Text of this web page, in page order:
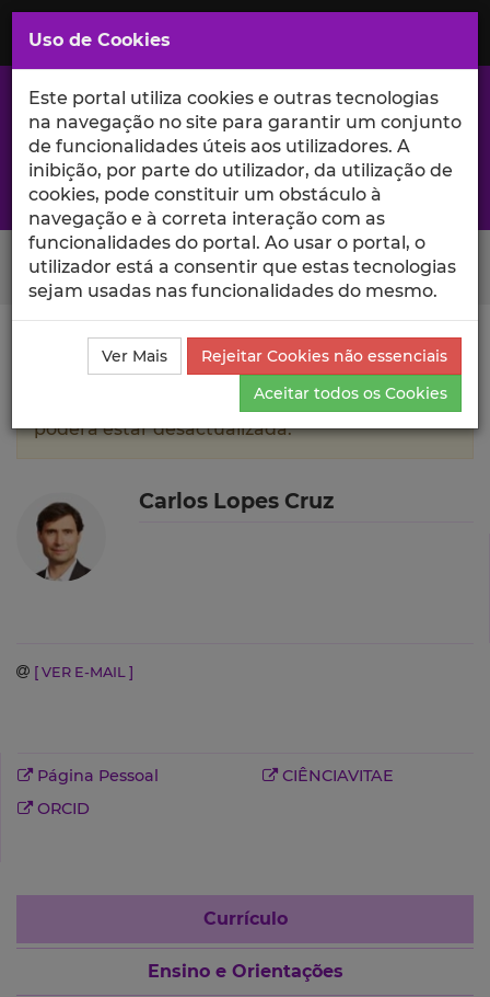
Saltar
para
Conteúdo
Principal
A excelência da investigação e ciência no Iscte
Search Button
Ciência_Iscte Autores Carlos Lopes Cruz Currículo
A informação contida neste perfil público
poderá estar desactualizada.
Carlos Lopes Cruz
[ VER E-MAIL ]
Página Pessoal
CIÊNCIAVITAE
ORCID
Currículo
Ensino e Orientações
Uso de Cookies
Este portal utiliza cookies e outras tecnologias
na navegação no site para garantir um conjunto
de funcionalidades úteis aos utilizadores. A
inibição, por parte do utilizador, da utilização de
cookies, pode constituir um obstáculo à
navegação e à correta interação com as
funcionalidades do portal. Ao usar o portal, o
utilizador está a consentir que estas tecnologias
sejam usadas nas funcionalidades do mesmo.
Ver Mais
Rejeitar Cookies não essenciais
Aceitar todos os Cookies